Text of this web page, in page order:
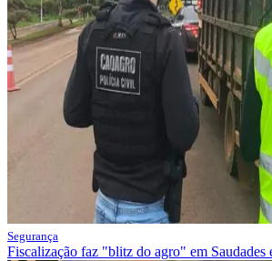
Segurança
Fiscalização faz "blitz do agro" em Saudades